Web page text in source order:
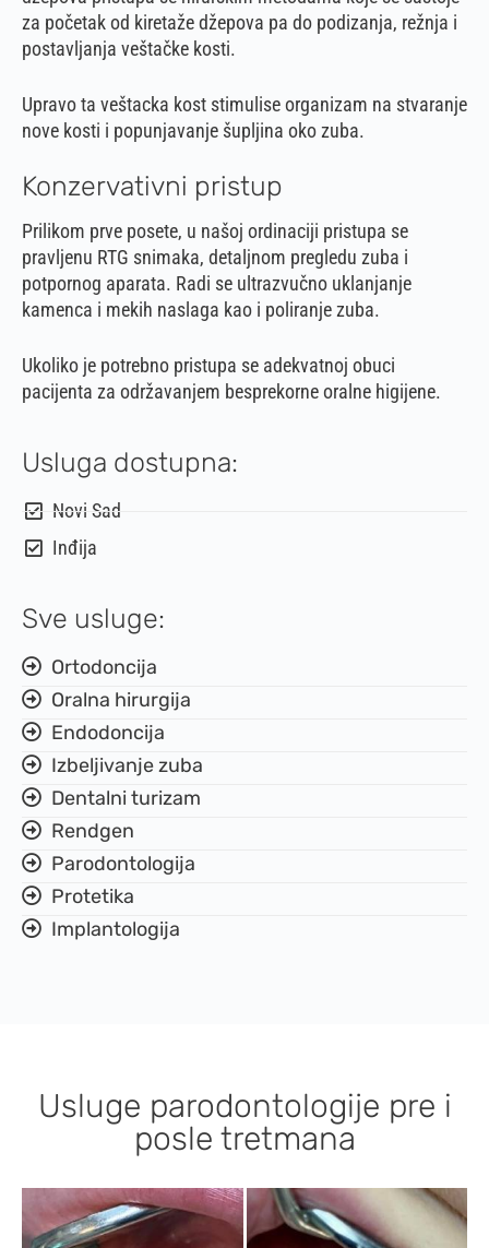
za početak od kiretaže džepova pa do podizanja, režnja i
postavljanja veštačke kosti.
Upravo ta veštacka kost stimulise organizam na stvaranje
nove kosti i popunjavanje šupljina oko zuba.
Konzervativni pristup
Prilikom prve posete, u našoj ordinaciji pristupa se
pravljenu RTG snimaka, detaljnom pregledu zuba i
potpornog aparata. Radi se ultrazvučno uklanjanje
kamenca i mekih naslaga kao i poliranje zuba.
Ukoliko je potrebno pristupa se adekvatnoj obuci
pacijenta za održavanjem besprekorne oralne higijene.
Usluga dostupna:
Novi Sad
Inđija
Sve usluge:
Ortodoncija
Oralna hirurgija
Endodoncija
Izbeljivanje zuba
Dentalni turizam
Rendgen
Parodontologija
Protetika
Implantologija
Usluge parodontologije pre i
posle tretmana